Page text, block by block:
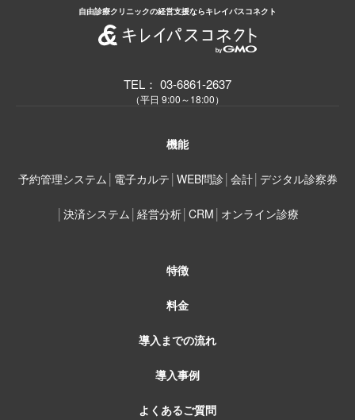
自由診療クリニックの経営支援ならキレイパスコネクト
TEL： 03-6861-2637
（平日 9:00～18:00）
機能
予約管理システム 電子カルテ WEB問診│ 会計│ デジタル診察券
決済システム 経営分析 CRM オンライン診療
特徴
料金
導入までの流れ
導入事例
よくあるご質問